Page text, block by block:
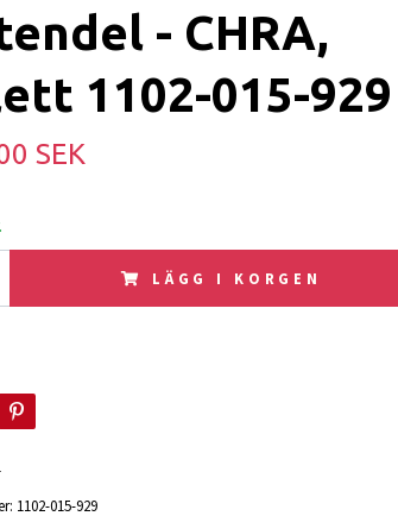
- CHRA,
1102-015-929
SEK
LÄGG I KORGEN
1102-015-929